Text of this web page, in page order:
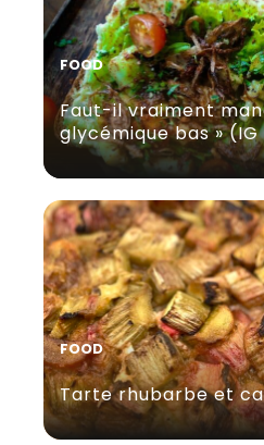
FOOD
Faut-il vraiment
glycémique bas »
FOOD
Tarte rhubarbe et